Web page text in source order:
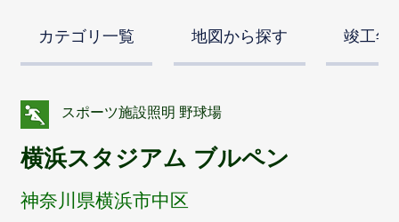
カテゴリ一覧 地図から探す 竣工年
スポーツ施設照明 野球場
横浜スタジアム ブルペン
神奈川県横浜市中区